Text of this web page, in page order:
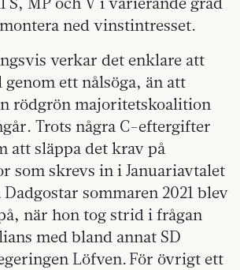
ned vinstintresset.
verkar det enklare att
genom ett nålsöga, än att
rödgrön majoritetskoalition
Trots några C-eftergifter
att släppa det krav på
som skrevs in i Januariavtalet
Dadgostar sommaren 2021 blev
när hon tog strid i frågan
med bland annat SD
Löfven. För övrigt ett